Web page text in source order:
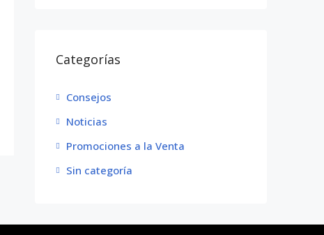
Categorías
Consejos
Noticias
Promociones a la Venta
Sin categoría